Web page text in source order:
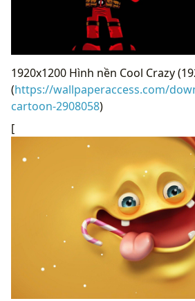
1920x1200 Hình nền Cool Crazy
(https://wallpaperaccess.com/
cartoon-2908058)
[